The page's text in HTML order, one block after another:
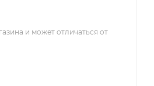
и может отличаться от